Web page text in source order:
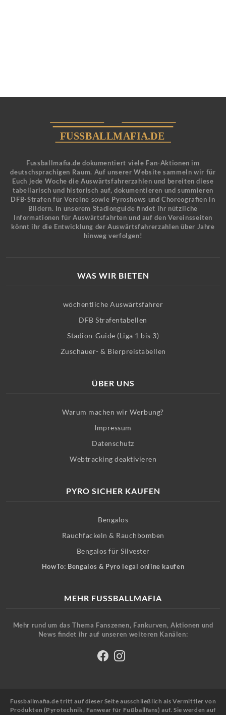
Fussballmafia.de dokumentiert viele Fan-Aktionen im
deutschsprachigen Raum. Auf unserer Website sammeln wir für
Euch jede Woche die Auswärtsfahrerzahlen und bereiten diese
tabellarisch und historisch auf, dokumentieren und summieren
DFB-Strafen für Vereine sowie Pyroshows und Choreografien in
Bildern. In unserem Stadionguide findet ihr nützliche
Informationen für Auswärtsfahrten und auf den Vereinsseiten
könnt ihr die Entwicklung der Auswärtsfahrerzahlen über Jahre
hinweg verfolgen!
WAS WIR BIETEN
wöchentliche Auswärtsfahrer
DFB Strafentabellen
Stadion-Guide (Liga 1 bis 3)
Zuschauer- & Bierpreistabellen
ÜBER UNS
Warum machen wir Werbung?
Impressum
Datenschutz
Webtracking deaktivieren
PYRO SICHER KAUFEN
Bengalos
Rauchfackeln & Rauchbomben
Bengalos für Silvester
HowTo: Bengalos & Pyro legal online kaufen
MEHR FUSSBALLMAFIA
Mehr rund um das Thema Fanszenen, Fankurven, Aktionen und
News findet ihr auf unseren weiteren Kanälen:
Fussballmafia.de tritt auf dieser Seite ausschließlich als Vermittler von
Produkten (Pyrotechnik, Fanwear für Fußballfans) auf. Sie werden auf